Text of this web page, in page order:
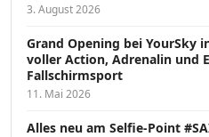
3. August 2026
Grand Opening bei YourSky
voller Action, Adrenalin und
Fallschirmsport
11. Mai 2026
Alles neu am Selfie-Point